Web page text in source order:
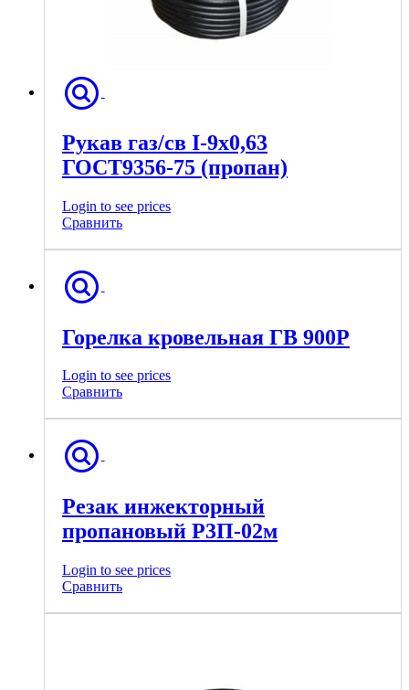
Рукав газ/св I-9х0,63
ГОСТ9356-75 (пропан)
Login to see prices
Сравнить
Горелка кровельная ГВ 900Р
Login to see prices
Сравнить
Резак инжекторный
пропановый Р3П-02м
Login to see prices
Сравнить